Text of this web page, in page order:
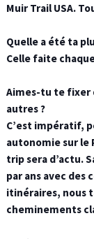
Muir Trail USA.
Quelle a été ta
Celle faite
Aimes-tu te fixer
autres ?
C’est impératif,
autonomie sur le
trip sera d’actu.
par ans avec des
itinéraires, nous
cheminements